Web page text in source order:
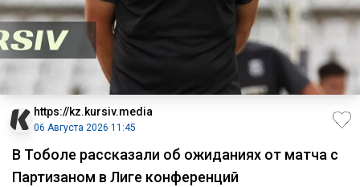
https://kz.kursiv.media
06 Августа 2026 11:45
В Тоболе рассказали об ожиданиях от матча с
Партизаном в Лиге конференций